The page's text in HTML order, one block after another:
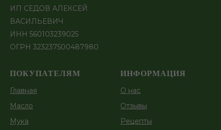
ИП СЕДОВ АЛЕКСЕЙ
ВАСИЛЬЕВИЧ
ИНН 560103239025
ОГРН 323237500487980
ПОКУПАТЕЛЯМ
Главная
Масло
Мука
ИНФОРМАЦИЯ
О нас
Отзывы
Рецепты